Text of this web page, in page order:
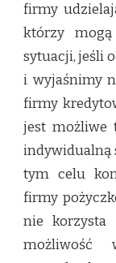
firmy
którzy
sytuacji, jeśli
i wyjaśnimy
firmy
jest możliwe
indywidualną
tym celu
firmy
nie
możliwość